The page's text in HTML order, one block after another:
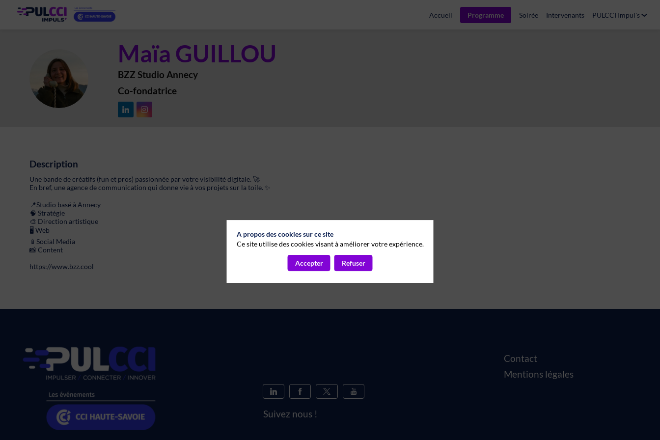
Accueil Programme Soirée Intervenants PULCCI Impul's
MG
Maïa GUILLOU
BZZ Studio Annecy
Co-fondatrice
Description
Une bande de créatifs (fun et pros) passionnée par votre visibilité digitale. 🚀
En bref, une agence de communication qui donne vie à vos projets sur la toile. ✨
📍Studio basé à Annecy
🧠 Stratégie
🎨 Direction artistique
🖥 Web
📱Social Media
📸 Content
https://www.bzz.cool
Suivez nous !
Contact
Mentions légales
A propos des cookies sur ce site
Ce site utilise des cookies visant à améliorer votre expérience.
Accepter Refuser